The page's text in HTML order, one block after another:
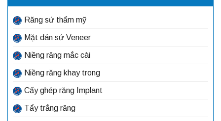
Răng sứ thẩm mỹ
Mặt dán sứ Veneer
Niềng răng mắc cài
Niềng răng khay trong
Cấy ghép răng Implant
Tẩy trắng răng